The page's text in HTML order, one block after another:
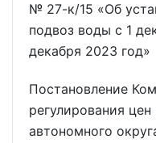
№ 27-к/15 «Об
подвоз воды с 1
декабря 2023 год»
Постановление
регулирования
автономного